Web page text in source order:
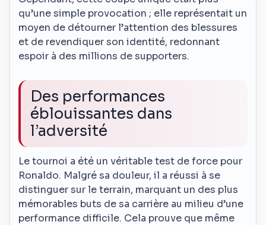
qu’une simple provocation ; elle représentait un
moyen de détourner l’attention des blessures
et de revendiquer son identité, redonnant
espoir à des millions de supporters.
Des performances
éblouissantes dans
l’adversité
Le tournoi a été un véritable test de force pour
Ronaldo. Malgré sa douleur, il a réussi à se
distinguer sur le terrain, marquant un des plus
mémorables buts de sa carrière au milieu d’une
performance difficile. Cela prouve que même